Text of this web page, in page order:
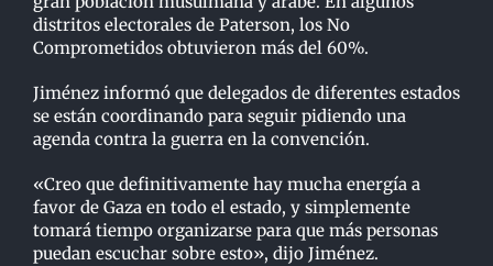
distritos electorales de Paterson, los No
Comprometidos obtuvieron más del 60%.
Jiménez informó que delegados de diferentes estados
se están coordinando para seguir pidiendo una
agenda contra la guerra en la convención.
«Creo que definitivamente hay mucha energía a
favor de Gaza en todo el estado, y simplemente
tomará tiempo organizarse para que más personas
puedan escuchar sobre esto», dijo Jiménez.